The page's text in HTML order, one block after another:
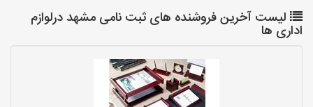
لیست آخرین فروشنده های ثبت نامی مشهد درلوازم
اداری ها